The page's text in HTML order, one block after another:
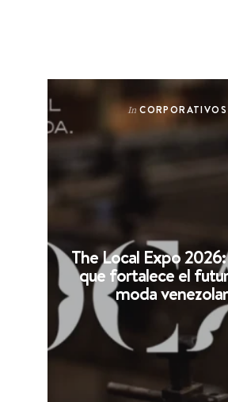
In CORPORATIVOS
The Local Expo
que fortalece el
moda